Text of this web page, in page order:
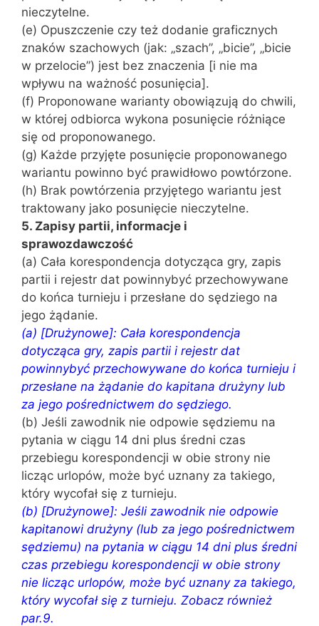
nieczytelne.
(e) Opuszczenie czy też dodanie graficznych
znaków szachowych (jak: „szach”, „bicie”, „bicie
w przelocie”) jest bez znaczenia [i nie ma
wpływu na ważność posunięcia].
(f) Proponowane warianty obowiązują do chwili,
w której odbiorca wykona posunięcie różniące
się od proponowanego.
(g) Każde przyjęte posunięcie proponowanego
wariantu powinno być prawidłowo powtórzone.
(h) Brak powtórzenia przyjętego wariantu jest
traktowany jako posunięcie nieczytelne.
5. Zapisy partii, informacje i
sprawozdawczość
(a) Cała korespondencja dotycząca gry, zapis
partii i rejestr dat powinnybyć przechowywane
do końca turnieju i przesłane do sędziego na
jego żądanie.
(a) [Drużynowe]: Cała korespondencja
dotycząca gry, zapis partii i rejestr dat
powinnybyć przechowywane do końca turnieju i
przesłane na żądanie do kapitana drużyny lub
za jego pośrednictwem do sędziego.
(b) Jeśli zawodnik nie odpowie sędziemu na
pytania w ciągu 14 dni plus średni czas
przebiegu korespondencji w obie strony nie
licząc urlopów, może być uznany za takiego,
który wycofał się z turnieju.
(b) [Drużynowe]: Jeśli zawodnik nie odpowie
kapitanowi drużyny (lub za jego pośrednictwem
sędziemu) na pytania w ciągu 14 dni plus średni
czas przebiegu korespondencji w obie strony
nie licząc urlopów, może być uznany za takiego,
który wycofał się z turnieju. Zobacz również
par.9.